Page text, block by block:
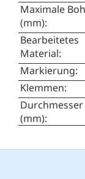
Maximale
(mm):
Bearbeitetes
Material:
Markierung:
Klemmen:
Durchmesser
(mm):